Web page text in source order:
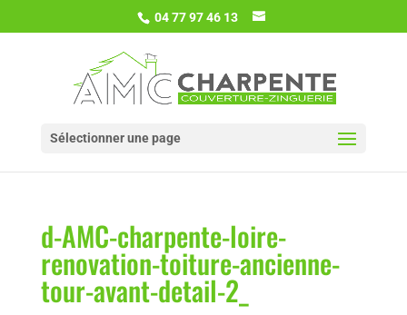
04 77 97 46 13
Sélectionner une page
d-AMC-charpente-loire-
renovation-toiture-ancienne-
tour-avant-detail-2_